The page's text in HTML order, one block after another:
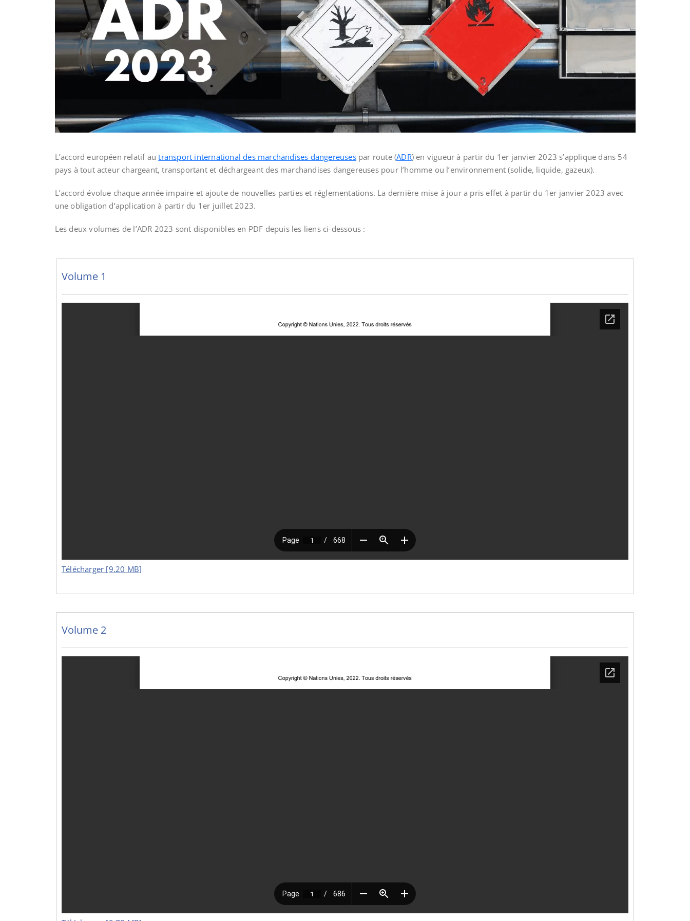
L’accord européen relatif autransport international des marchandises dangereusespar route (ADR) en vigueur à partir du 1er janvier 2023 s’applique dans 54
pays à tout acteur chargeant, transportant et déchargeant des marchandises dangereuses pour l’homme ou l’environnement (solide, liquide, gazeux).
L’accord évolue chaque année impaire et ajoute de nouvelles parties et réglementations. La dernière mise à jour a pris effet à partir du 1er janvier 2023 avec
une obligation d’application à partir du 1er juillet 2023.
Les deux volumes de l’ADR 2023 sont disponibles en PDF depuis les liens ci-dessous :
Volume 1
Télécharger [9.20 MB]
Volume 2